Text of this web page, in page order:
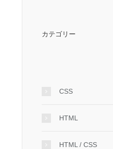
カテゴリー
CSS
HTML
HTML / CSS